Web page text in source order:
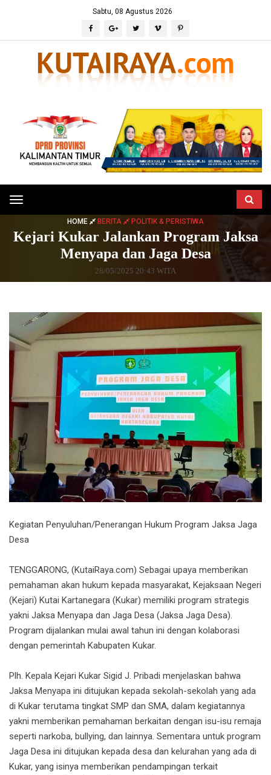
Sabtu, 08 Agustus 2026
Toggle
navigation
HOME BERITA POLITIK & PERISTIWA
Kejari Kukar Jalankan Program Jaksa
Menyapa dan Jaga Desa
28/05/2025 20:43 WITA
Kegiatan Penyuluhan/Penerangan Hukum Program Jaksa Jaga
Desa
TENGGARONG, (KutaiRaya.com) Sebagai upaya memberikan
pemahaman akan hukum kepada masyarakat, Kejaksaan Negeri
(Kejari) Kutai Kartanegara (Kukar) memiliki program strategis
yakni Jaksa Menyapa dan Jaga Desa (Jaksa Jaga Desa).
Program dijalankan mulai awal tahun ini dengan kolaborasi
dengan pemerintah Kabupaten Kukar.
Plh. Kepala Kejari Kukar Sigid J. Pribadi menjelaskan bahwa
Jaksa Menyapa ini ditujukan kepada sekolah-sekolah yang ada
di Kukar terutama tingkat SMP dan SMA, dalam kegiatannya
yakni memberikan pemahaman berkaitan dengan isu-isu remaja
seperti narkoba, bullying, dan lainnya. Sementara untuk program
Jaga Desa ini ditujukan kepada desa dan kelurahan yang ada di
Kukar, yang isinya memberikan pendampingan terkait